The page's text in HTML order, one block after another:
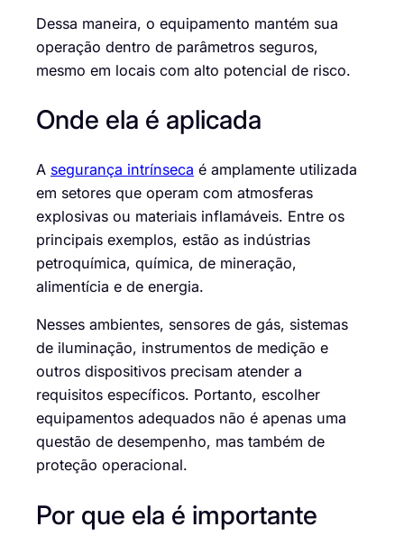
Dessa maneira, o equipamento mantém sua
operação dentro de parâmetros seguros,
mesmo em locais com alto potencial de risco.
Onde ela é aplicada
A segurança intrínseca é amplamente utilizada
em setores que operam com atmosferas
explosivas ou materiais inflamáveis. Entre os
principais exemplos, estão as indústrias
petroquímica, química, de mineração,
alimentícia e de energia.
Nesses ambientes, sensores de gás, sistemas
de iluminação, instrumentos de medição e
outros dispositivos precisam atender a
requisitos específicos. Portanto, escolher
equipamentos adequados não é apenas uma
questão de desempenho, mas também de
proteção operacional.
Por que ela é importante